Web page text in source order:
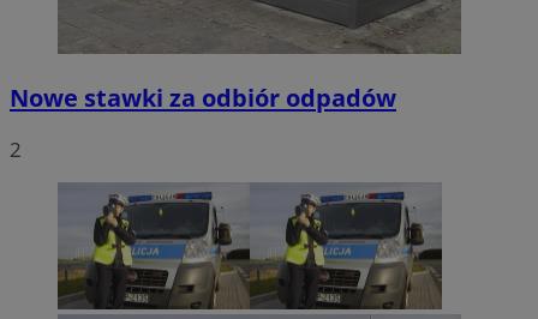
Nowe stawki za odbiór odpadów
2